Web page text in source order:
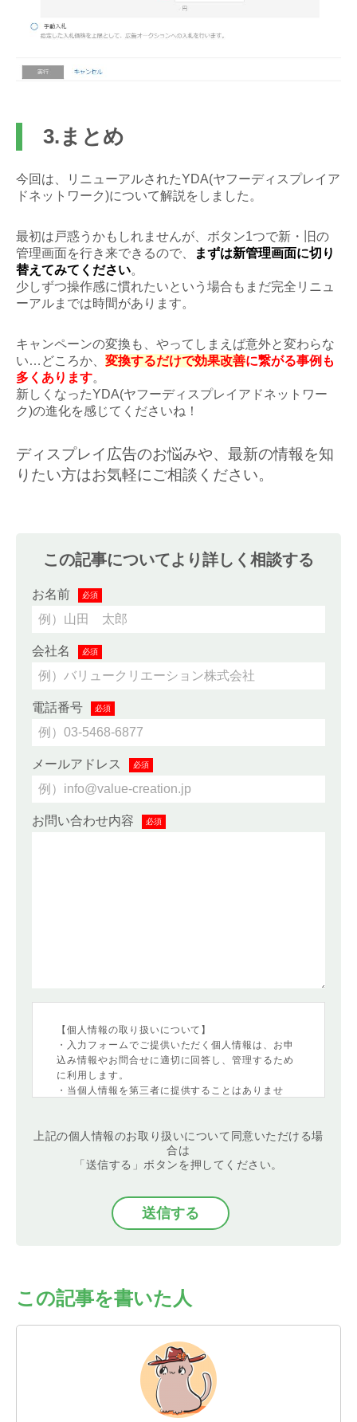
3.まとめ
今回は、リニューアルされたYDA(ヤフーディスプレイア
ドネットワーク)について解説をしました。
最初は戸惑うかもしれませんが、ボタン1つで新・旧の
管理画面を行き来できるので、
まずは新管理画面に切り
替えてみてください。
少しずつ操作感に慣れたいという場合もまだ完全リニュ
ーアルまでは時間があります。
キャンペーンの変換も、やってしまえば意外と変わらな
い…どころか、 変換するだけで効果改善に繋がる事例も
多くあります。
新しくなったYDA(ヤフーディスプレイアドネットワー
ク)の進化を感じてくださいね！
ディスプレイ広告のお悩みや、最新の情報を知
りたい方はお気軽にご相談ください。
この記事についてより詳しく相談する
お名前 必須
会社名 必須
電話番号 必須
メールアドレス 必須
お問い合わせ内容 必須
【個人情報の取り扱いについて】
・入力フォームでご提供いただく個人情報は、お申
込み情報やお問合せに適切に回答し、管理するため
に利用します。
・当個人情報を第三者に提供することはありませ
委託にあたっては、委託先における個人情報の安全
管理が図られるよう、委託先に対する必要かつ適切
な監督を行います。
正・追加または削除、利用の停止・消去および第三
者への提供の停止
（「開示等」といいます。）を受け付けておりま
答ができない場合があります。
・クッキーやウェブビーコン等を用いるなどして、
＜個人情報苦情及び相談窓口＞
バリュークリエーション株式会社
個人情報保護管理者：管理部 個人情報保護担当
TEL：03-5468-6877
上記の個人情報のお取り扱いについて同意いただける場
合は
「送信する」ボタンを押してください。
この記事を書いた人